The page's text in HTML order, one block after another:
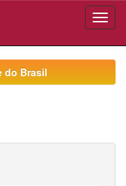
do Brasil